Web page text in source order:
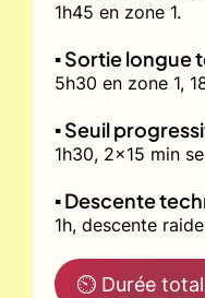
1h45 en zone 1.
▪️ Sortie longue
5h30 en zone 1,
▪️ Seuil
1h30, 2x15 min
▪️ Descente
1h, descente
⏲ Durée